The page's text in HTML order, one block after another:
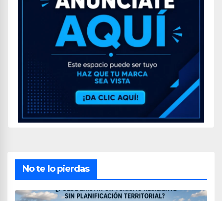
No te lo pierdas